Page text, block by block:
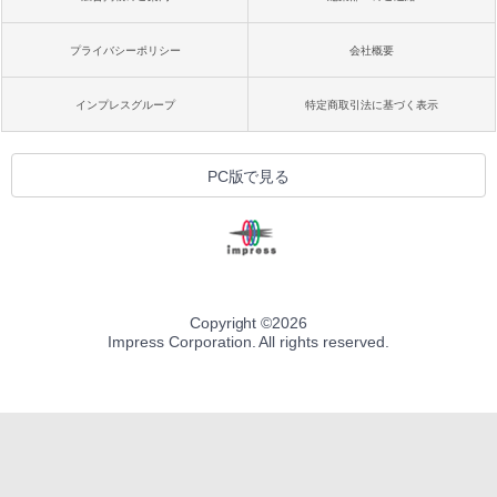
プライバシーポリシー 会社概要
インプレスグループ 特定商取引法に基づく表示
PC版で見る
Copyright ©2026
Impress Corporation. All rights reserved.